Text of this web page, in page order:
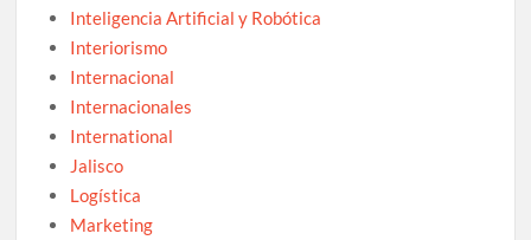
Inteligencia Artificial y Robótica
Interiorismo
Internacional
Internacionales
International
Jalisco
Logística
Marketing